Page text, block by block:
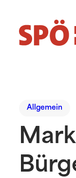
Allgemein